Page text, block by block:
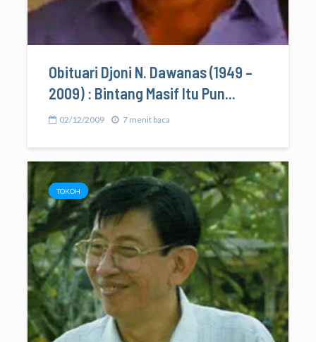
Obituari Djoni N. Dawanas (1949 –
2009) : Bintang Masif Itu Pun...
02/12/2009 7 menit baca
TOKOH